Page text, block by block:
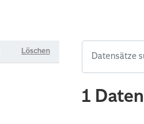
Löschen
1